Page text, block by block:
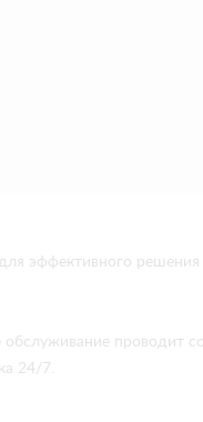
эффективного
проводит
24/7.